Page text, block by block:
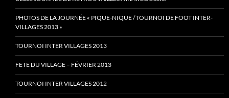
PHOTOS DE LA JOURNÉE « PIQUE-NIQUE / TOURNOI DE FOOT INTER-
VILLAGES 2013 »
TOURNOI INTER VILLAGES 2013
FÊTE DU VILLAGE – FÉVRIER 2013
TOURNOI INTER VILLAGES 2012